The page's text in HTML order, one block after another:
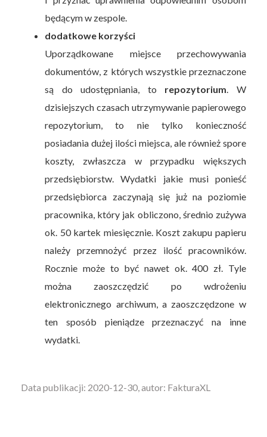
będącym w zespole.
dodatkowe korzyści
Uporządkowane miejsce przechowywania
dokumentów, z których wszystkie przeznaczone
są do udostępniania, to repozytorium . W
dzisiejszych czasach utrzymywanie papierowego
repozytorium, to nie tylko konieczność
posiadania dużej ilości miejsca, ale również spore
koszty, zwłaszcza w przypadku większych
przedsiębiorstw. Wydatki jakie musi ponieść
przedsiębiorca zaczynają się już na poziomie
pracownika, który jak obliczono, średnio zużywa
ok. 50 kartek miesięcznie. Koszt zakupu papieru
należy przemnożyć przez ilość pracowników.
Rocznie może to być nawet ok. 400 zł. Tyle
można zaoszczędzić po wdrożeniu
elektronicznego archiwum, a zaoszczędzone w
ten sposób pieniądze przeznaczyć na inne
wydatki.
Data publikacji: 2020-12-30, autor: FakturaXL